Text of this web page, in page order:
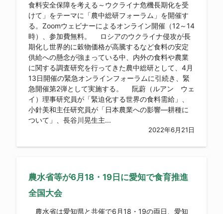
食料安全保障を考える～ウクライナ危機長期化を受
けて」をテーマに「農中総研フォーラム」を開催す
る。Zoomウェビナーによるオンライン開催（12～14
時）、参加費無料。 ロシアのウクライナ侵攻が長
期化し世界的に穀物価格が高騰するなど食料の安定
供給への懸念が強まっている中、内外の食料や農業
に関する調査研究を行ってきた農中総研として、4月
13日開催の緊急オンラインフォーラムに引続き、緊
急開催第2弾として実施する。 阮蔚（ルアン ウェ
イ）理事研究員が「緊迫化する世界の食料需給」、
小針美和主任研究員が「日本農業への影響―耕種に
ついて」、長谷川晃生主...
2022年6月21日
農水省等が6月18・19日に愛知で食育推進
全国大会
農水省は愛知県と共催で6月18・19の両日、愛知